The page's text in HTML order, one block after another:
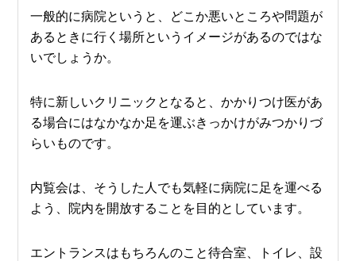
一般的に病院というと、どこか悪いところや問題が
あるときに行く場所というイメージがあるのではな
いでしょうか。
特に新しいクリニックとなると、かかりつけ医があ
る場合にはなかなか足を運ぶきっかけがみつかりづ
らいものです。
内覧会は、そうした人でも気軽に病院に足を運べる
よう、院内を開放することを目的としています。
エントランスはもちろんのこと待合室、トイレ、設